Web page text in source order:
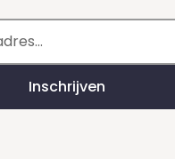
Inschrijven